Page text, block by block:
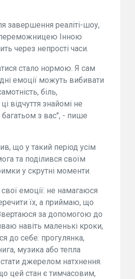
завершення реаліті-шоу,
Інною
через непрості часи.
стало нормою. Я сам
емоції можуть вибивати
біль,
відчуття знайомі не
багатьом з вас", - пише
що у такий період усім
та поділився своїм
у скрутні моменти.
емоції: не намагаюся
їх, а приймаю, що
за допомогою до
навіть маленькі кроки,
до себе: прогулянка,
музика або тепла
джерелом натхнення.
цей стан є тимчасовим,